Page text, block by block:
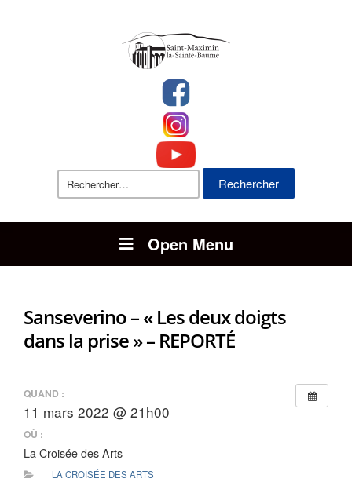
Rechercher :
Open Menu
Sanseverino – « Les deux doigts
dans la prise » – REPORTÉ
QUAND :
11 mars 2022 @ 21h00
OÙ :
La Croisée des Arts
LA CROISÉE DES ARTS